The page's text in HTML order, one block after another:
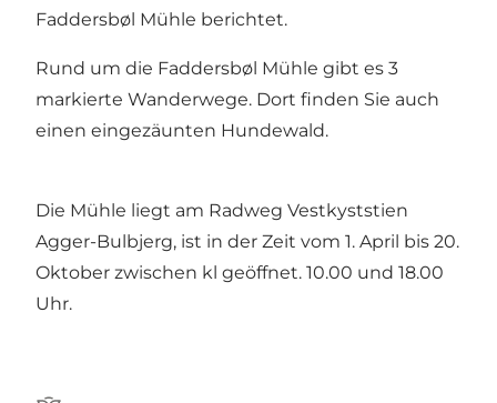
Faddersbøl Mühle berichtet.
Rund um die Faddersbøl Mühle gibt es 3
markierte Wanderwege. Dort finden Sie auch
einen eingezäunten Hundewald.
Die Mühle liegt am Radweg Vestkyststien
Agger-Bulbjerg, ist in der Zeit vom 1. April bis 20.
Oktober zwischen kl geöffnet. 10.00 und 18.00
Uhr.